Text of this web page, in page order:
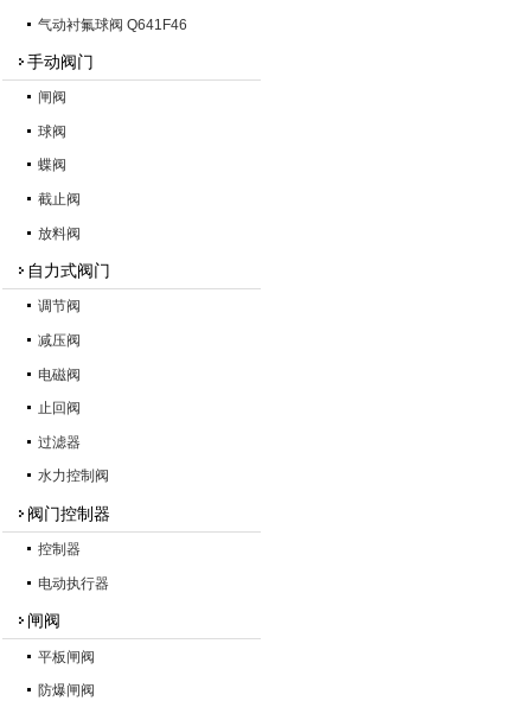
气动衬氟球阀 Q641F46
手动阀门
闸阀
球阀
蝶阀
截止阀
放料阀
自力式阀门
调节阀
减压阀
电磁阀
止回阀
过滤器
水力控制阀
阀门控制器
控制器
电动执行器
闸阀
平板闸阀
防爆闸阀